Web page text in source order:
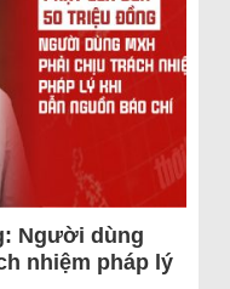
Người dùng
nhiệm pháp lý